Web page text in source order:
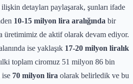
detayları paylaşarak, şunları ifade
10-15 milyon lira aralığında bir
de aktif olarak devam ediyor.
ise yaklaşık 17-20 milyon liralık
toplam ciromuz 51 milyon 86 bin
70 milyon lira olarak belirledik ve bu